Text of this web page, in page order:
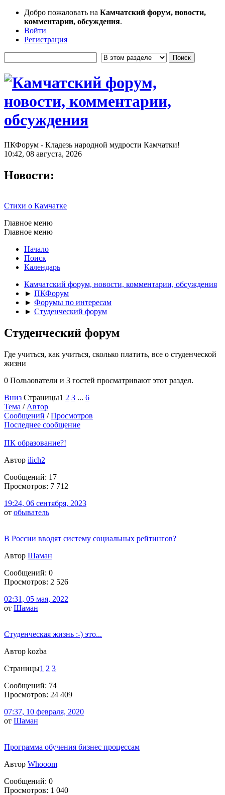
Добро пожаловать на Камчатский форум, новости,
комментарии, обсуждения.
Войти
Регистрация
ПКФорум - Кладезь народной мудрости Камчатки!
10:42, 08 августа, 2026
Новости:
Стихи о Камчатке
Главное меню
Главное меню
Начало
Поиск
Календарь
Камчатский форум, новости, комментарии, обсуждения
► ПКФорум
► Форумы по интересам
► Студенческий форум
Студенческий форум
Где учиться, как учиться, сколько платить, все о студенческой
жизни
0 Пользователи и 3 гостей просматривают этот раздел.
Вниз Страницы1 2 3 ... 6
Тема / Автор
Сообщений /Просмотров
Последнее сообщение
ПК образование?!
Автор ilich2
Сообщений: 17
Просмотров: 7 712
19:24, 06 сентября, 2023
от обыватель
В России вводят систему социальных рейтингов?
Автор Шаман
Сообщений: 0
Просмотров: 2 526
02:31, 05 мая, 2022
от Шаман
Студенческая жизнь :-) это...
Автор kozba
Страницы1 2 3
Сообщений: 74
Просмотров: 24 409
07:37, 10 февраля, 2020
от Шаман
Программа обучения бизнес процессам
Автор Whooom
Сообщений: 0
Просмотров: 1 040